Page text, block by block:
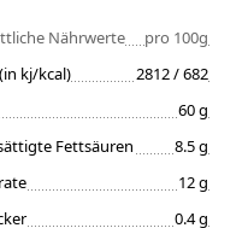
Nährwerte
pro 100g
kj/kcal)
2812 / 682
60 g
Fettsäuren
8.5 g
12 g
0.4 g